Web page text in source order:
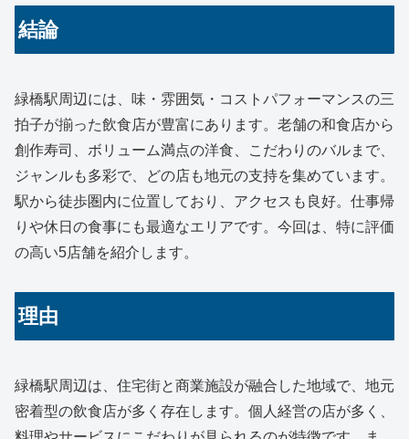
結論
緑橋駅周辺には、味・雰囲気・コストパフォーマンスの三
拍子が揃った飲食店が豊富にあります。老舗の和食店から
創作寿司、ボリューム満点の洋食、こだわりのバルまで、
ジャンルも多彩で、どの店も地元の支持を集めています。
駅から徒歩圏内に位置しており、アクセスも良好。仕事帰
りや休日の食事にも最適なエリアです。今回は、特に評価
の高い5店舗を紹介します。
理由
緑橋駅周辺は、住宅街と商業施設が融合した地域で、地元
密着型の飲食店が多く存在します。個人経営の店が多く、